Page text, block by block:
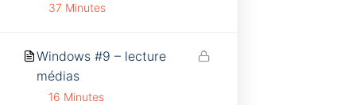
37 Minutes
Windows #9 – lecture
médias
16 Minutes